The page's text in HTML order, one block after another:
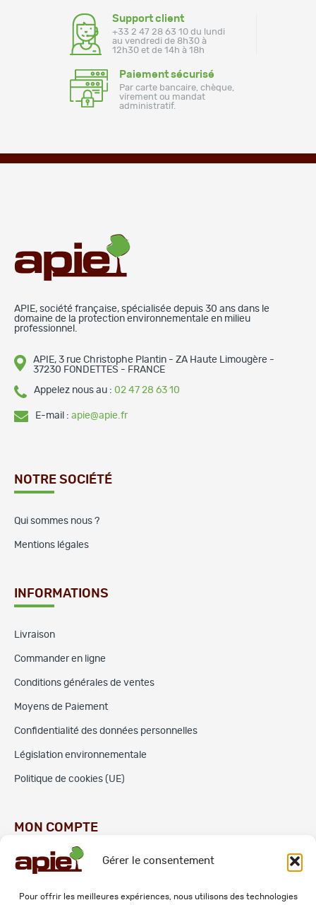
Gérer le consentement
Pour offrir les meilleures expériences, nous utilisons des technologies
Support client
+33 2 47 28 63 10 du lundi
au vendredi de 8h30 à
12h30 et de 14h à 18h
Paiement sécurisé
Par carte bancaire, chèque,
virement ou mandat
administratif.
APIE, société française, spécialisée depuis 30 ans dans le
domaine de la protection environnementale en milieu
professionnel.
APIE, 3 rue Christophe Plantin - ZA Haute Limougère -
37230 FONDETTES - FRANCE
Appelez nous au : 02 47 28 63 10
E-mail : apie@apie.fr
NOTRE SOCIÉTÉ
Qui sommes nous ?
Mentions légales
INFORMATIONS
Livraison
Commander en ligne
Conditions générales de ventes
Moyens de Paiement
Confidentialité des données personnelles
Législation environnementale
Politique de cookies (UE)
MON COMPTE
Commandes
Adresses